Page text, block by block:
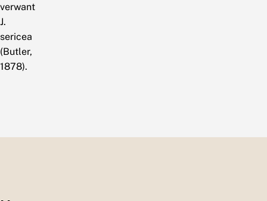
verwant
J.
sericea
(Butler,
1878).